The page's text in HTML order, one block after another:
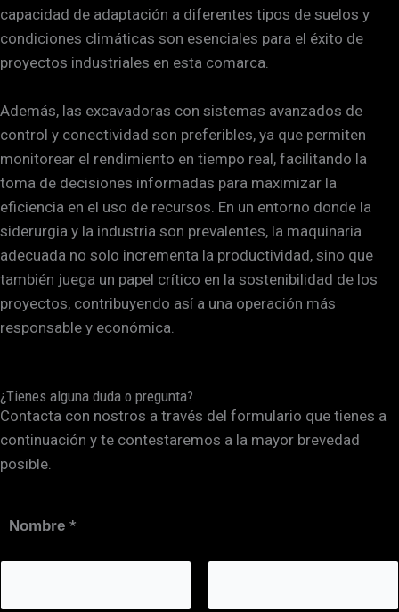
capacidad de adaptación a diferentes tipos de suelos y
condiciones climáticas son esenciales para el éxito de
proyectos industriales en esta comarca.
Además, las excavadoras con sistemas avanzados de
control y conectividad son preferibles, ya que permiten
monitorear el rendimiento en tiempo real, facilitando la
toma de decisiones informadas para maximizar la
eficiencia en el uso de recursos. En un entorno donde la
siderurgia y la industria son prevalentes, la maquinaria
adecuada no solo incrementa la productividad, sino que
también juega un papel crítico en la sostenibilidad de los
proyectos, contribuyendo así a una operación más
responsable y económica.
¿Tienes alguna duda o pregunta?
Contacta con nostros a través del formulario que tienes a
continuación y te contestaremos a la mayor brevedad
posible.
Nombre *